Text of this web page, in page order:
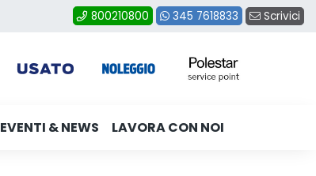
800210800 345 7618833 Scrivici
EVENTI & NEWS LAVORA CON NOI